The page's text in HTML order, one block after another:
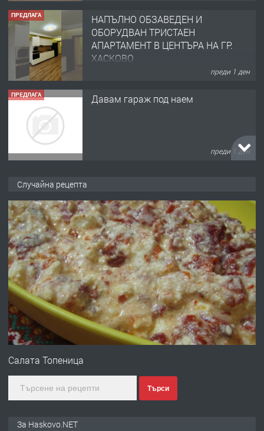
ПРЕДЛАГА
НАПЪЛНО ОБЗАВЕДЕН И
ОБОРУДВАН ТРИСТАЕН
АПАРТАМЕНТ В ЦЕНТЪРА НА ГР.
ХАСКОВО
преди 1 ден
ПРЕДЛАГА Давам гараж под наем
преди 1 ден
градската градина!
преди 1 ден
ПРЕДЛАГА
ПРОСТОРЕН ТРИСТАЕН
АПАРТАМЕНТ В НОВА СГРАДА КВ.
КУБА
преди 2 дни
ПРЕДЛАГА
Продавам парцел в гр. Хасково кв.
Случайна рецепта
Салата Топеница
Търси
За Haskovo.NET